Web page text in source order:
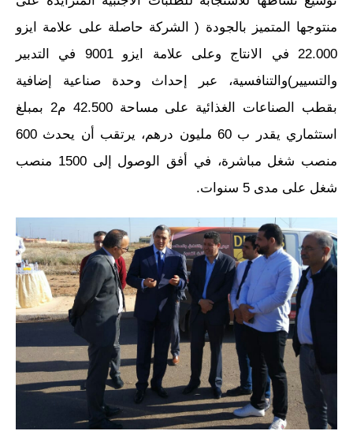
منتوجها المتميز بالجودة ( الشركة حاصلة على علامة ايزو
22.000 في الانتاج وعلى علامة ايزو 9001 في التدبير
والتسيير)والتنافسية، عبر إحداث وحدة صناعية إضافية
بقطب الصناعات الغذائية على مساحة 42.500 م2 بمبلغ
استثماري يقدر ب 60 مليون درهم، يرتقب أن يحدث 600
منصب شغل مباشرة، في أفق الوصول إلى 1500 منصب
شغل على مدى 5 سنوات.